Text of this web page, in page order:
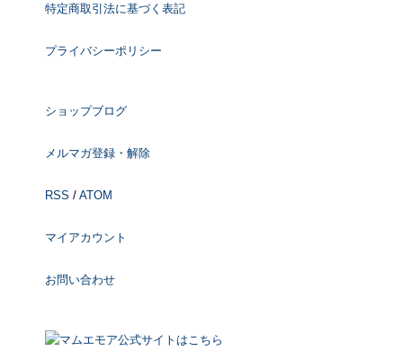
特定商取引法に基づく表記
プライバシーポリシー
ショップブログ
メルマガ登録・解除
RSS / ATOM
マイアカウント
お問い合わせ
マムエモア公式サイトはこちら